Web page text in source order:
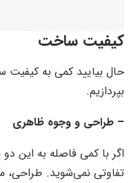
کیفیت ساخت
حال بیایید کمی به
بپردازیم.
– طراحی و وجوه ظاهری
اگر با کمی فاصله به این
تفاوتی نمی‌شوید. طراحی،